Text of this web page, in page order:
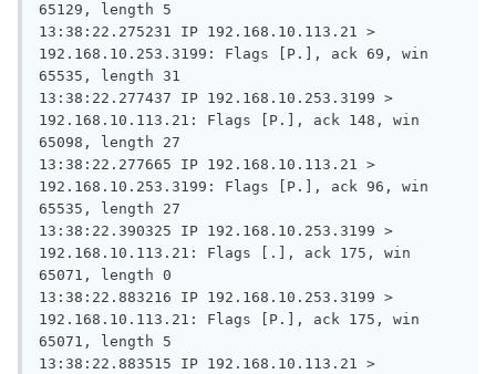
65129, length 5
13:38:22.275231 IP 192.168.10.113.21 >
192.168.10.253.3199: Flags [P.], ack 69, win
65535, length 31
13:38:22.277437 IP 192.168.10.253.3199 >
192.168.10.113.21: Flags [P.], ack 148, win
65098, length 27
13:38:22.277665 IP 192.168.10.113.21 >
192.168.10.253.3199: Flags [P.], ack 96, win
65535, length 27
13:38:22.390325 IP 192.168.10.253.3199 >
192.168.10.113.21: Flags [.], ack 175, win
65071, length 0
13:38:22.883216 IP 192.168.10.253.3199 >
192.168.10.113.21: Flags [P.], ack 175, win
65071, length 5
13:38:22.883515 IP 192.168.10.113.21 >